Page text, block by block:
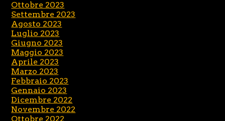
Ottobre 2023
Settembre 2023
Agosto 2023
Luglio 2023
Giugno 2023
Maggio 2023
Aprile 2023
Marzo 2023
Febbraio 2023
Gennaio 2023
Dicembre 2022
Novembre 2022
Ottobre 2022